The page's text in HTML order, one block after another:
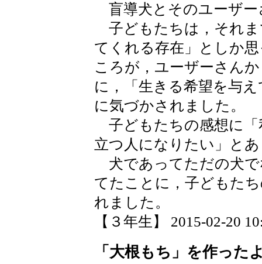
盲導犬とそのユーザー
子どもたちは，それま
てくれる存在」としか
ころが，ユーザーさん
に，「生きる希望を与
に気づかされました。
子どもたちの感想に「
立つ人になりたい」と
犬であってただの犬で
てたことに，子どもた
れました。
【３年生】 2015-02-20
「大根もち」を作った